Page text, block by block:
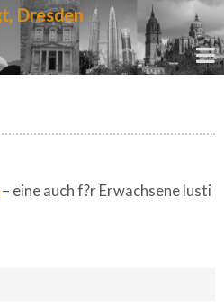
Dresden
– eine auch f?r Erwachsene lusti